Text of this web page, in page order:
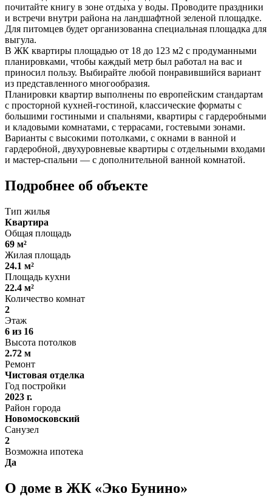
почитайте книгу в зоне отдыха у воды. Проводите праздники
и встречи внутри района на ландшафтной зеленой площадке.
Для питомцев будет организованна специальная площадка для
выгула.
В ЖК квартиры площадью от 18 до 123 м2 с продуманными
планировками, чтобы каждый метр был работал на вас и
приносил пользу. Выбирайте любой понравившийся вариант
из представленного многообразия.
Планировки квартир выполнены по европейским стандартам
с просторной кухней-гостиной, классические форматы с
большими гостиными и спальнями, квартиры с гардеробными
и кладовыми комнатами, с террасами, гостевыми зонами.
Варианты с высокими потолками, с окнами в ванной и
гардеробной, двухуровневые квартиры с отдельными входами
и мастер-спальни — с дополнительной ванной комнатой.
Подробнее об объекте
Тип жилья
Квартира
Общая площадь
69 м²
Жилая площадь
24.1 м²
Площадь кухни
22.4 м²
Количество комнат
2
Этаж
6 из 16
Высота потолков
2.72 м
Ремонт
Чистовая отделка
Год постройки
2023 г.
Район города
Новомосковский
Санузел
2
Возможна ипотека
Да
О доме в ЖК «Эко Бунино»